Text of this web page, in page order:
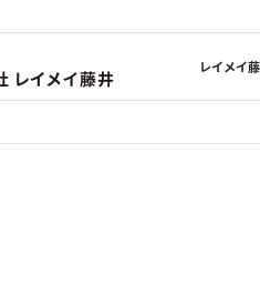
株式会社レイ
レイメイ